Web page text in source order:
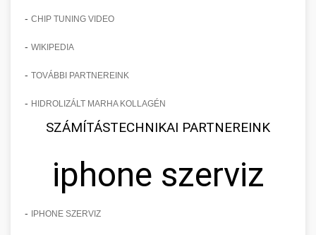
- CHIP TUNING VIDEO
- WIKIPEDIA
- TOVÁBBI PARTNEREINK
- HIDROLIZÁLT MARHA KOLLAGÉN
SZÁMÍTÁSTECHNIKAI PARTNEREINK
iphone szerviz
- IPHONE SZERVIZ